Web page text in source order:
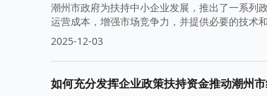
潮州市政府为扶持中小企业发展，推出了一系列
运营成本，增强市场竞争力，并提供必要的技术
2025-12-03
如何充分发挥企业政策扶持资金推动潮州